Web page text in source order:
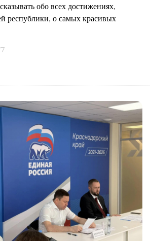
обо всех достижениях,
республики, о самых красивых